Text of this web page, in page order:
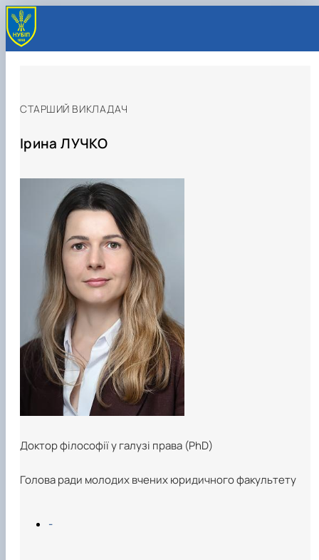
Голова ради молодих вчених юридичного факультету
-
Ірина ЛУЧКО
СТАРШИЙ ВИКЛАДАЧ
Доктор філософії у галузі права (PhD)